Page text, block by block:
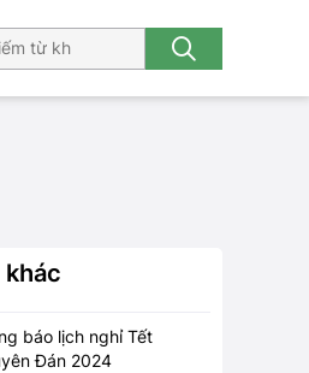
khác
báo lịch nghỉ Tết
Đán 2024